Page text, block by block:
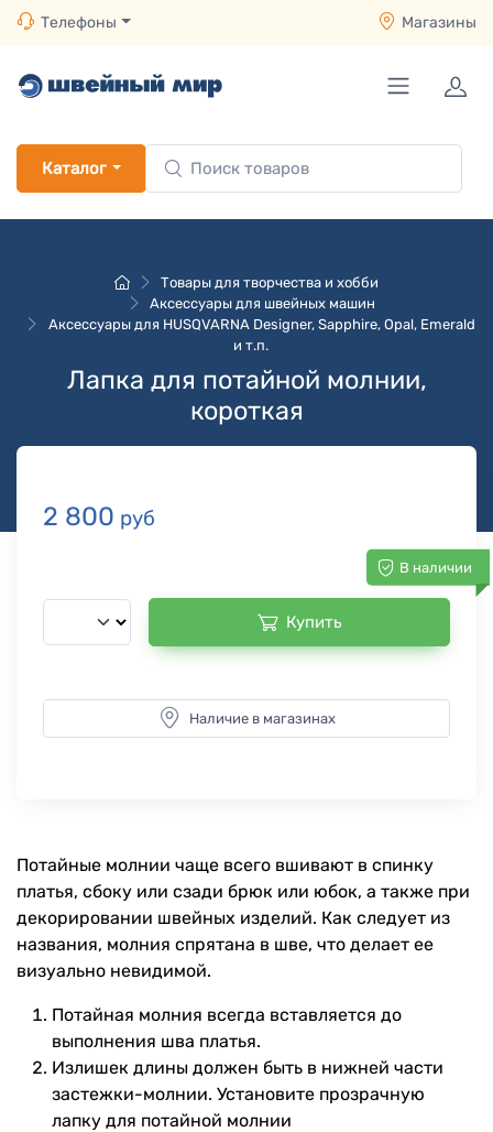
Телефоны Магазины
Каталог
Товары для творчества и хобби
Аксессуары для швейных машин
Аксессуары для HUSQVARNA Designer, Sapphire, Opal, Emerald
и т.п.
Лапка для потайной молнии,
короткая
2 800 руб
В наличии
Купить
Наличие в магазинах
Потайные молнии чаще всего вшивают в спинку
платья, сбоку или сзади брюк или юбок, а также при
декорировании швейных изделий. Как следует из
названия, молния спрятана в шве, что делает ее
визуально невидимой.
Потайная молния всегда вставляется до
выполнения шва платья.
Излишек длины должен быть в нижней части
застежки-молнии. Установите прозрачную
лапку для потайной молнии